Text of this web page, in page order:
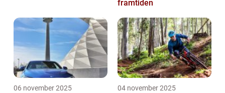
framtiden
06 november 2025 04 november 2025